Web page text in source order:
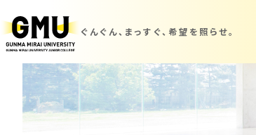
ぐんぐん、まっすぐ、 希望を照らせ。